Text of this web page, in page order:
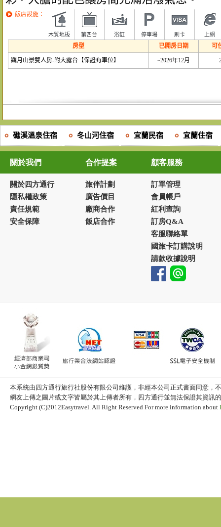
飯店設施：
木質地板 第四台 浴缸 停車場 刷卡 上網
房型 已開房日期 可
觀月山景雙人房-附大露台【保證有車位】 ~2026年12月
礁溪溫泉住宿 冬山河住宿 宜蘭民宿 宜蘭住宿